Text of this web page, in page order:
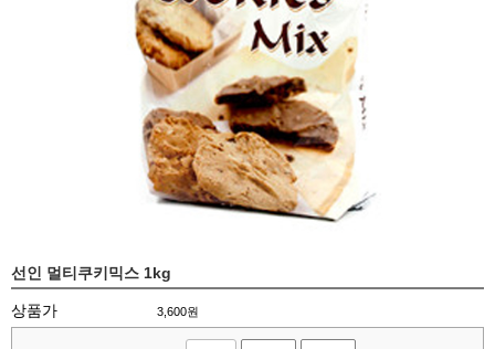
선인 멀티쿠키믹스 1kg
상품가 3,600원